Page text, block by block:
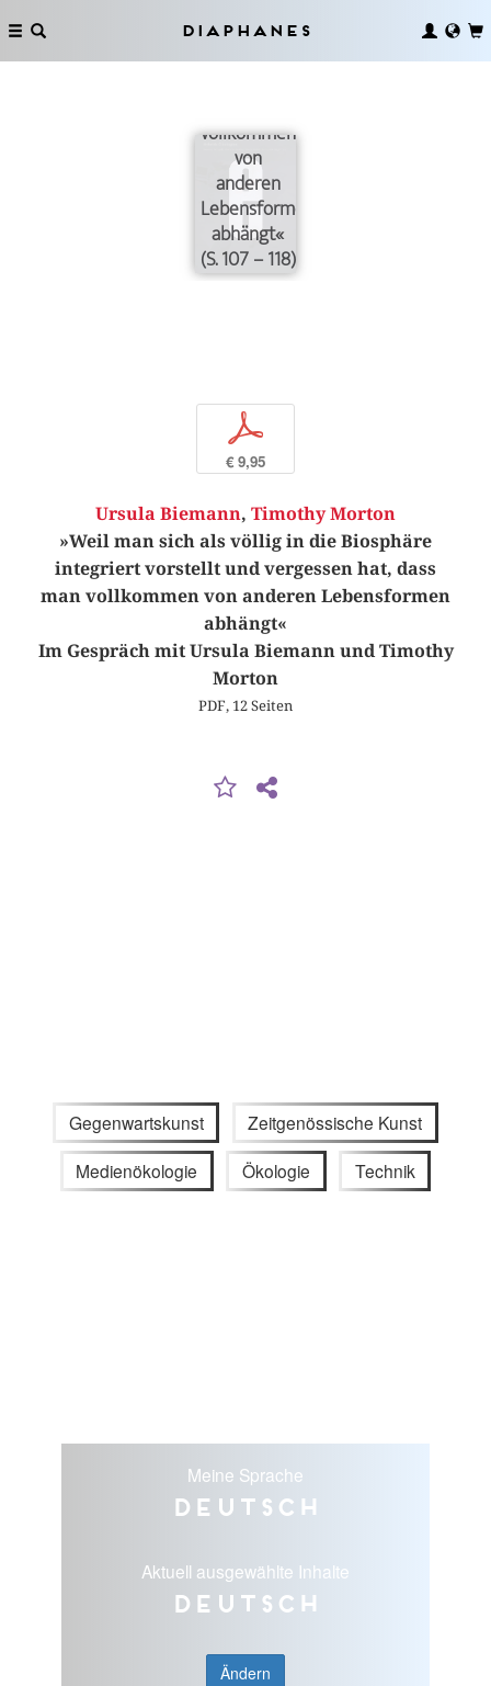
Diaphanes
und
vergessen
vollkommen
von
anderen
Lebensformen
abhängt«
(S. 107 – 118)
p
€ 9,95
Ursula Biemann, Timothy Morton
»Weil man sich als völlig in die Biosphäre
integriert vorstellt und vergessen hat, dass
man vollkommen von anderen Lebensformen
abhängt«
Im Gespräch mit Ursula Biemann und Timothy
Morton
PDF, 12 Seiten
Gegenwartskunst Zeitgenössische Kunst
Medienökologie Ökologie Technik
Meine Sprache
Deutsch
Aktuell ausgewählte Inhalte
Deutsch
Ändern